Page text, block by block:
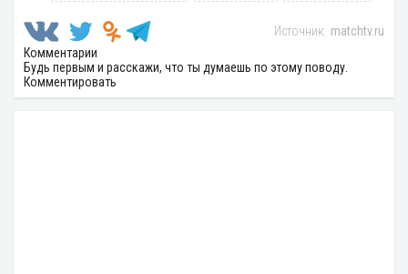
matchtv.ru
Комментарии
Будь первым и расскажи, что ты думаешь по этому поводу.
Комментировать